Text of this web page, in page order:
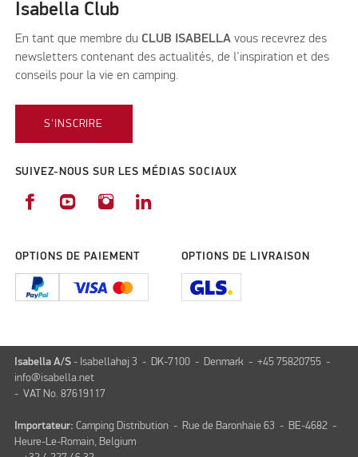
Isabella Club
En tant que membre du CLUB ISABELLA vous recevrez des
newsletters contenant des actualités, de l'inspiration et des
conseils pour la vie en camping.
S'INSCRIRE
SUIVEZ-NOUS SUR LES MÉDIAS SOCIAUX
OPTIONS DE PAIEMENT OPTIONS DE LIVRAISON
Isabella A/S - Isabellahøj 3 - DK-7100 - Denmark - +45 75820755 -
info@isabella.net
- VAT No. 87619117
Importateur: Camping Distribution - Rue de Baronhaie 63 - BE-4682 -
Heure-Le-Romain, Belgium